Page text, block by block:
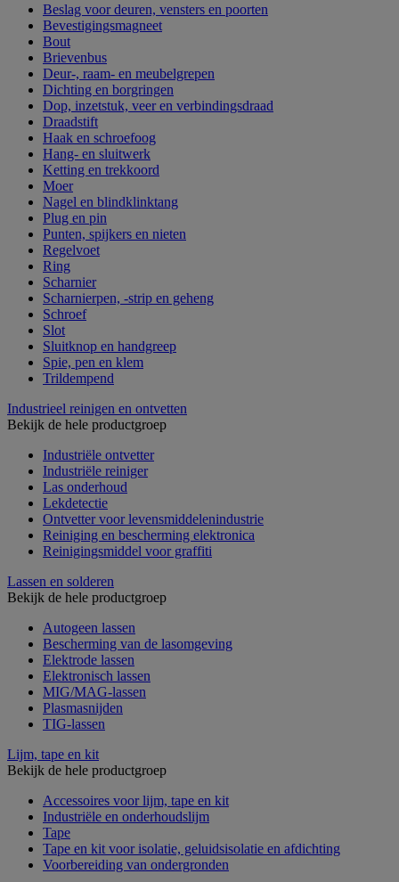
Beslag voor deuren, vensters en poorten
Bevestigingsmagneet
Bout
Brievenbus
Deur-, raam- en meubelgrepen
Dichting en borgringen
Dop, inzetstuk, veer en verbindingsdraad
Draadstift
Haak en schroefoog
Hang- en sluitwerk
Ketting en trekkoord
Moer
Nagel en blindklinktang
Plug en pin
Punten, spijkers en nieten
Regelvoet
Ring
Scharnier
Scharnierpen, -strip en geheng
Schroef
Slot
Sluitknop en handgreep
Spie, pen en klem
Trildempend
Industrieel reinigen en ontvetten
Bekijk de hele productgroep
Industriële ontvetter
Industriële reiniger
Las onderhoud
Lekdetectie
Ontvetter voor levensmiddelenindustrie
Reiniging en bescherming elektronica
Reinigingsmiddel voor graffiti
Lassen en solderen
Bekijk de hele productgroep
Autogeen lassen
Bescherming van de lasomgeving
Elektrode lassen
Elektronisch lassen
MIG/MAG-lassen
Plasmasnijden
TIG-lassen
Lijm, tape en kit
Bekijk de hele productgroep
Accessoires voor lijm, tape en kit
Industriële en onderhoudslijm
Tape
Tape en kit voor isolatie, geluidsisolatie en afdichting
Voorbereiding van ondergronden